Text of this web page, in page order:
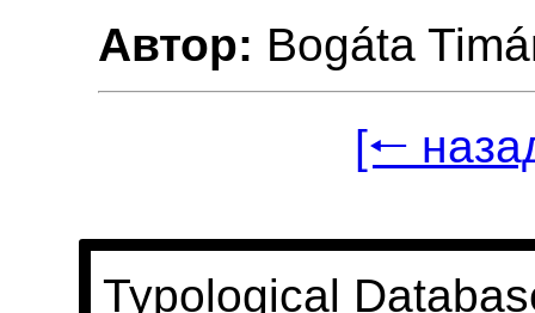
Автор: Bogáta
[🠐
Typological